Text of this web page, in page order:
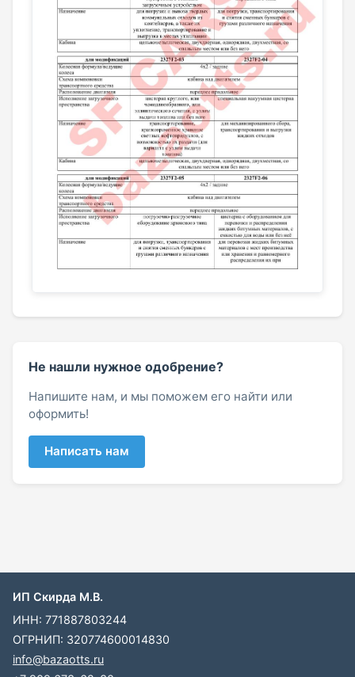
Не нашли нужное одобрение?
Напишите нам, и мы поможем его найти или
оформить!
Написать нам
ИП Скирда М.В.
ИНН: 771887803244
ОГРНИП: 320774600014830
info@bazaotts.ru